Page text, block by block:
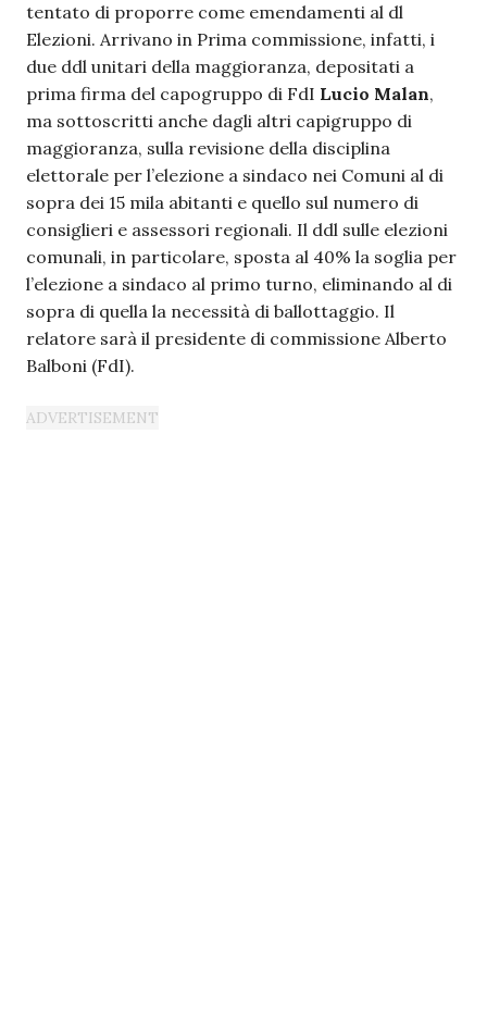
tentato di proporre come emendamenti al dl
Elezioni. Arrivano in Prima commissione, infatti, i
due ddl unitari della maggioranza, depositati a
prima firma del capogruppo di FdI Lucio Malan,
ma sottoscritti anche dagli altri capigruppo di
maggioranza, sulla revisione della disciplina
elettorale per l’elezione a sindaco nei Comuni al di
sopra dei 15 mila abitanti e quello sul numero di
consiglieri e assessori regionali. Il ddl sulle elezioni
comunali, in particolare, sposta al 40% la soglia per
l’elezione a sindaco al primo turno, eliminando al di
sopra di quella la necessità di ballottaggio. Il
relatore sarà il presidente di commissione Alberto
Balboni (FdI).